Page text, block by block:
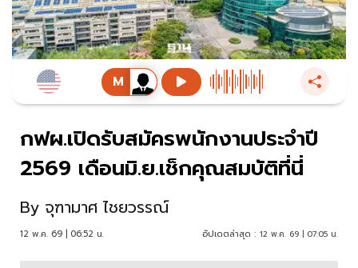
กฟผ.เปิดรับสมัครพนักงานประจำปี
2569 เดือนมิ.ย.เช็กคุณสมบัติที่นี่
By จุฑามาศ ไชยวรรณ์
12 พ.ค. 69 | 06:52 น. อัปเดตล่าสุด : 12 พ.ค. 69 | 07:05 น.